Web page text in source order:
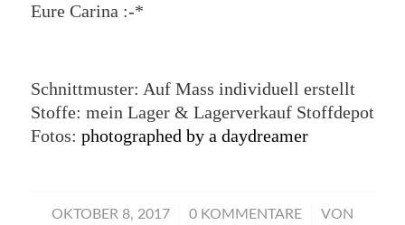
Eure Carina :-*
Schnittmuster: Auf Mass individuell erstellt
Stoffe: mein Lager & Lagerverkauf Stoffdepot
Fotos: photographed by a daydreamer
OKTOBER 8, 2017
/ 0 KOMMENTARE
/
VON